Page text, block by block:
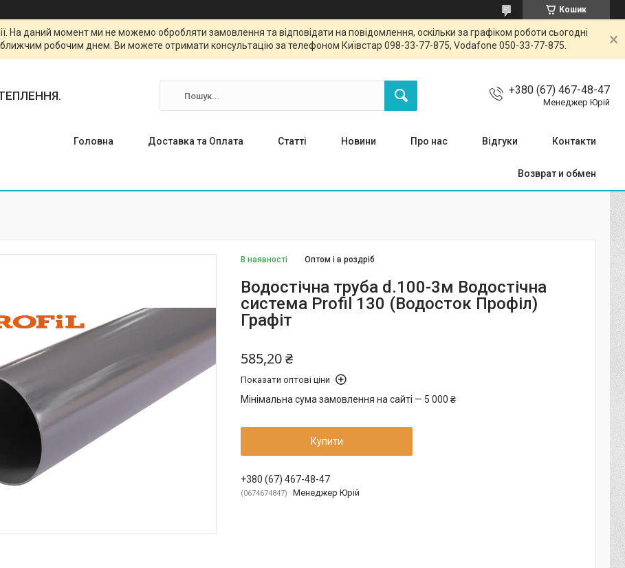
Кошик
На даний момент ми не можемо обробляти замовлення та відповідати на повідомлення, оскільки за графіком роботи сьогодні
робочим днем. Ви можете отримати консультацію за телефоном Київстар 098-33-77-875, Vodafone 050-33-77-875.
+380 (67) 467-48-47
Менеджер Юрій
Головна Доставка та Оплата Статті Новини Про нас Відгуки Контакти
Возврат и обмен
В наявності Оптом і в роздріб
Водостічна труба d.100-3м Водостічна
система Profil 130 (Водосток Профіл)
Графіт
585,20 ₴
Показати оптові ціни
Мінімальна сума замовлення на сайті — 5 000 ₴
Купити
+380 (67) 467-48-47
0674674847 Менеджер Юрій